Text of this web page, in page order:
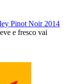
Pinot Noir 2014
e fresco vai